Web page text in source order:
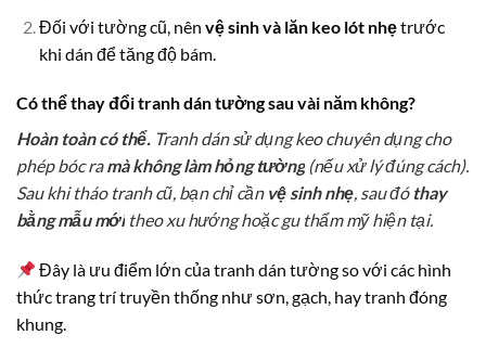
Đối với tường cũ, nên vệ sinh và lăn keo lót nhẹtrước
khi dán để tăng độ bám.
Có thể thay đổi tranh dán tường sau vài năm không?
Hoàn toàn có thể. Tranh dán sử dụng keo chuyên dụng cho
phép bóc ramà không làm hỏng tường (nếu xử lý đúng cách).
Sau khi tháo tranh cũ, bạn chỉ cần vệ sinh nhẹ, sau đó thay
bằng mẫu mới theo xu hướng hoặc gu thẩm mỹ hiện tại.
Đây là ưu điểm lớn của tranh dán tường so với các hình
thức trang trí truyền thống như sơn, gạch, hay tranh đóng
khung.